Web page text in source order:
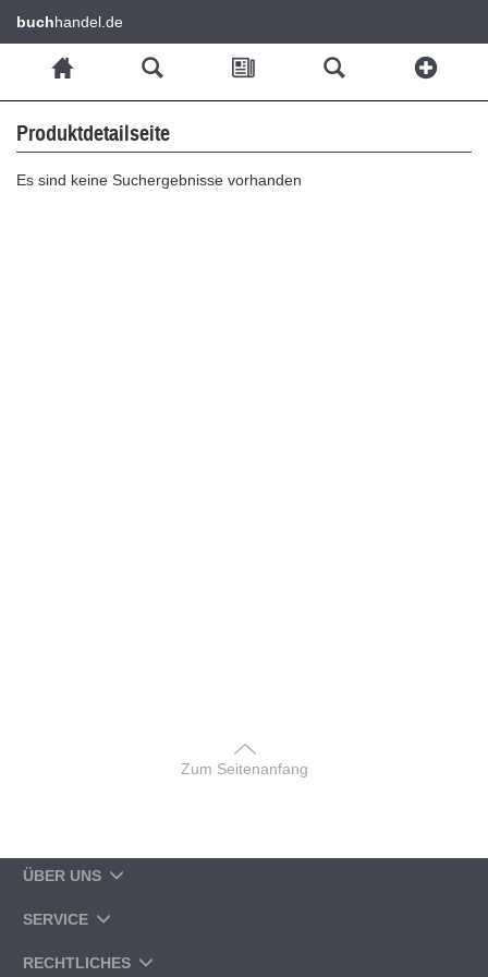
buchhandel.de
Produktdetailseite
Es sind keine Suchergebnisse vorhanden
Zum Seitenanfang
ÜBER UNS
SERVICE
RECHTLICHES